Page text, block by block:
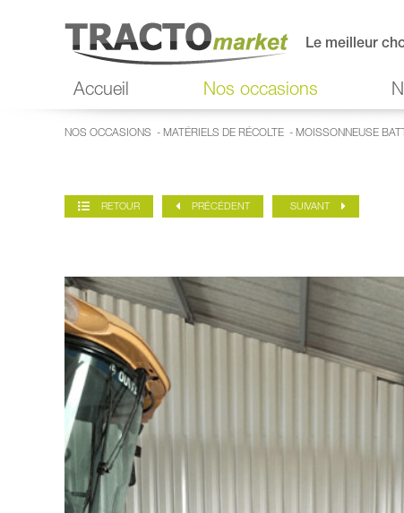
Le meilleur
Accueil Nos occasions
NOS OCCASIONS - MATÉRIELS DE RÉCOLTE - MOISSONNEUSE
RETOUR PRÉCÉDENT SUIVANT